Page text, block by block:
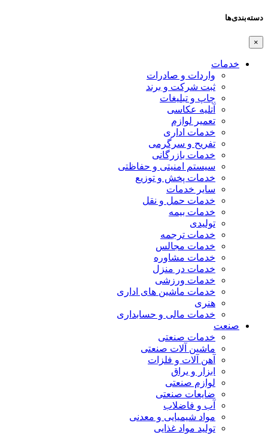
دسته‌بندی‌ها
×
خدمات
واردات و صادرات
ثبت شرکت و برند
چاپ و تبلیغات
آتلیه عکاسی
تعمیر لوازم
خدمات اداری
تفریح و سرگرمی
خدمات بازرگانی
سیستم امنیتی و حفاظتی
خدمات پخش و توزیع
سایر خدمات
خدمات حمل و نقل
خدمات بیمه
تولیدی
خدمات ترجمه
خدمات مجالس
خدمات مشاوره
خدمات در منزل
خدمات ورزشی
خدمات ماشین های اداری
هنری
خدمات مالی و حسابداری
صنعت
خدمات صنعتی
ماشین آلات صنعتی
آهن آلات و فلزات
ابزار و یراق
لوازم صنعتی
ضایعات صنعتی
آب و فاضلاب
مواد شیمیایی و معدنی
تولید مواد غذایی